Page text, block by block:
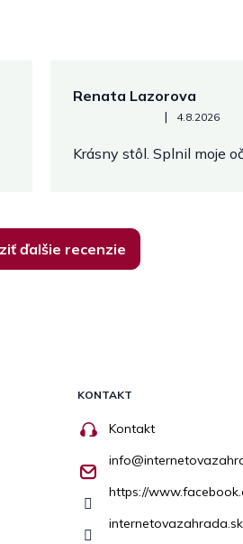
Renata Lazorova
Hodnotenie obchodu je 5 z
| 4.8.2026
Krásny stôl. Splnil moje
ďalšie recenzie
KONTAKT
Kontakt
info@
https://
internetovazahrada.sk